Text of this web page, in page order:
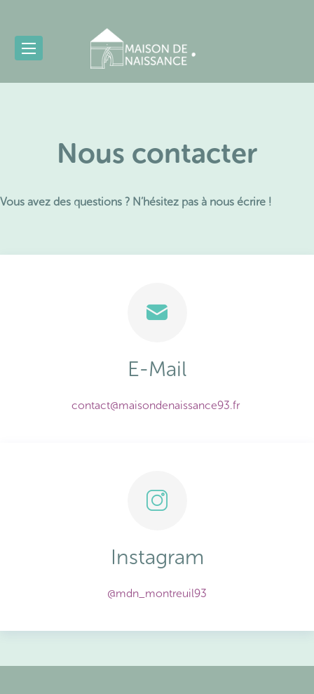
Nous contacter
Vous avez des questions ? N’hésitez pas à nous écrire !
E-Mail
contact@maisondenaissance93.fr
Instagram
@mdn_montreuil93